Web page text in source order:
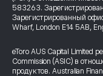
583263.
Зарегистрированный
Wharf, London E14 5AB,
eToro AUS Capital Limited
Commission (ASIC) в
продуктов. Australian